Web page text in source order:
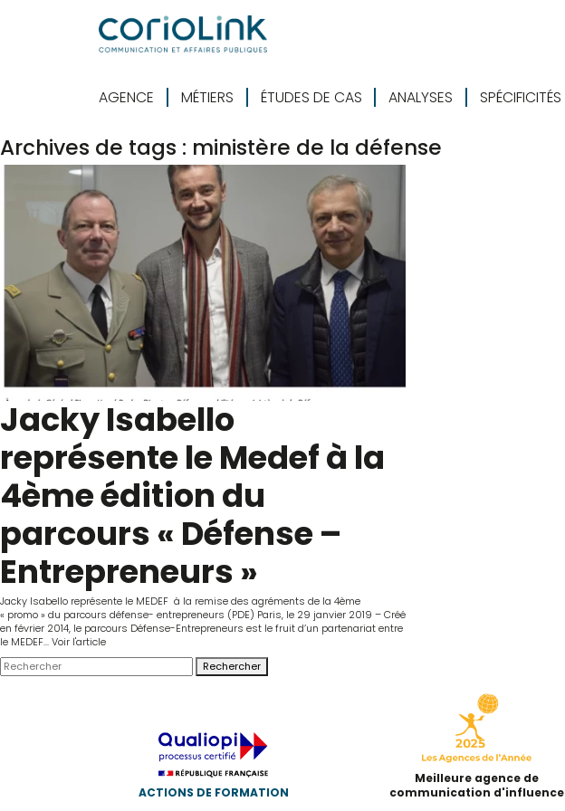
AGENCE MÉTIERS ÉTUDES DE CAS ANALYSES SPÉCIFICITÉS
Archives de tags : ministère de la défense
Jacky Isabello
représente le Medef à la
4ème édition du
parcours « Défense –
Entrepreneurs »
Jacky Isabello représente le MEDEF à la remise des agréments de la 4ème
« promo » du parcours défense- entrepreneurs (PDE) Paris, le 29 janvier 2019 – Créé
en février 2014, le parcours Défense-Entrepreneurs est le fruit d’un partenariat entre
le MEDEF...Voir l'article
Rechercher
ACTIONS DE FORMATION
Meilleure agence de
communication d'influence